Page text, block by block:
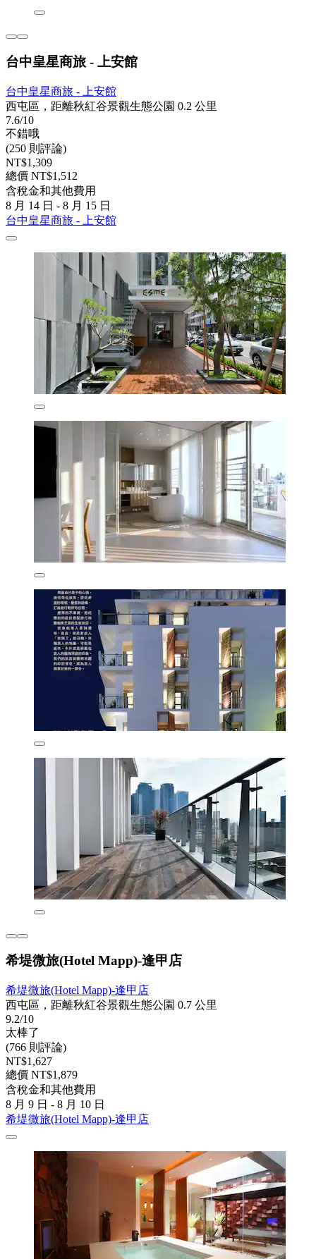
台中皇星商旅 - 上安館
台中皇星商旅 - 上安館
西屯區，距離秋紅谷景觀生態公園 0.2 公里
7.6/10
不錯哦
(250 則評論)
NT$1,309
總價 NT$1,512
含稅金和其他費用
8 月 14 日 - 8 月 15 日
台中皇星商旅 - 上安館
希堤微旅(Hotel Mapp)-逢甲店
希堤微旅(Hotel Mapp)-逢甲店
西屯區，距離秋紅谷景觀生態公園 0.7 公里
9.2/10
太棒了
(766 則評論)
NT$1,627
總價 NT$1,879
含稅金和其他費用
8 月 9 日 - 8 月 10 日
希堤微旅(Hotel Mapp)-逢甲店